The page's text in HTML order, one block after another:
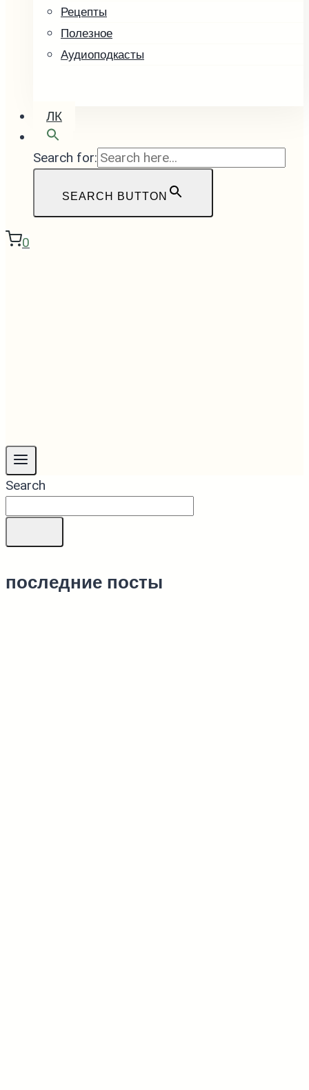
Рецепты
Полезное
Аудиоподкасты
ЛК
Search for:
SEARCH BUTTON
0
Search
последние посты